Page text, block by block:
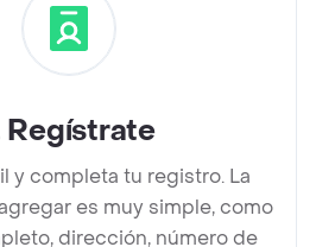
Regístrate
y completa tu registro. La
es muy simple, como
dirección, número de